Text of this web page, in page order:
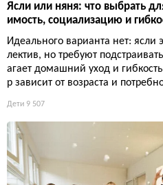
Ясли или няня: что выбрать
имость, социализацию и
Идеального варианта нет:
лектив, но требуют
агает домашний уход и
р зависит от возраста и
Дети 9 507